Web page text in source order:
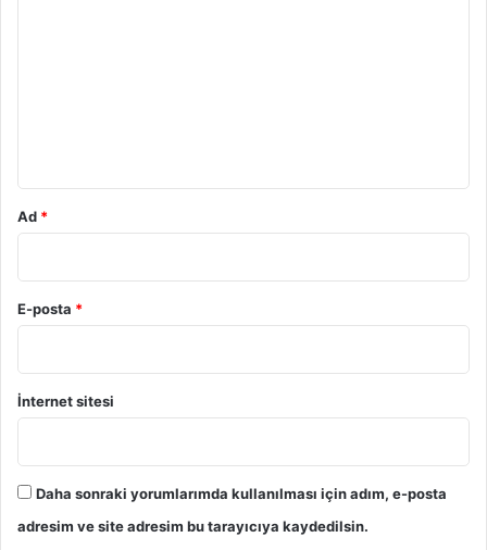
K
ı
t
a
s
Ad *
E-posta *
İnternet sitesi
Daha sonraki yorumlarımda kullanılması için adım, e-posta
adresim ve site adresim bu tarayıcıya kaydedilsin.